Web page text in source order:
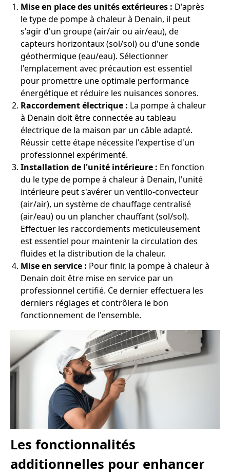
Mise en place des unités extérieures : D'après
le type de pompe à chaleur à Denain, il peut
s'agir d'un groupe (air/air ou air/eau), de
capteurs horizontaux (sol/sol) ou d'une sonde
géothermique (eau/eau). Sélectionner
l'emplacement avec précaution est essentiel
pour promettre une optimale performance
énergétique et réduire les nuisances sonores.
Raccordement électrique : La pompe à chaleur
à Denain doit être connectée au tableau
électrique de la maison par un câble adapté.
Réussir cette étape nécessite l'expertise d'un
professionnel expérimenté.
Installation de l'unité intérieure : En fonction
du le type de pompe à chaleur à Denain, l'unité
intérieure peut s'avérer un ventilo-convecteur
(air/air), un système de chauffage centralisé
(air/eau) ou un plancher chauffant (sol/sol).
Effectuer les raccordements meticuleusement
est essentiel pour maintenir la circulation des
fluides et la distribution de la chaleur.
Mise en service : Pour finir, la pompe à chaleur à
Denain doit être mise en service par un
professionnel certifié. Ce dernier effectuera les
derniers réglages et contrôlera le bon
fonctionnement de l'ensemble.
Les fonctionnalités
additionnelles pour enhancer